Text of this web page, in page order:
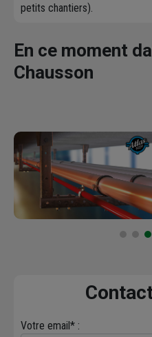
petits chantiers).
En ce moment
Chausson
Votre email* :